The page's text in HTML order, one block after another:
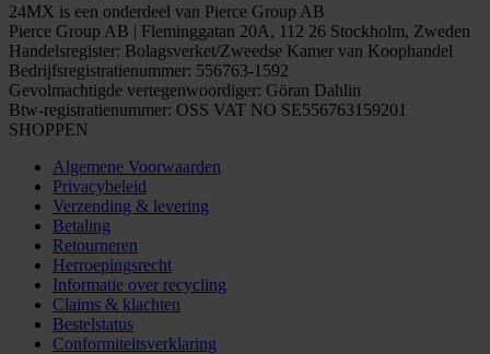
24MX is een onderdeel van Pierce Group AB
Pierce Group AB | Fleminggatan 20A, 112 26 Stockholm, Zweden
Handelsregister: Bolagsverket/Zweedse Kamer van Koophandel
Bedrijfsregistratienummer: 556763-1592
Gevolmachtigde vertegenwoordiger: Göran Dahlin
Btw-registratienummer: OSS VAT NO SE556763159201
SHOPPEN
Algemene Voorwaarden
Privacybeleid
Verzending & levering
Betaling
Retourneren
Herroepingsrecht
Informatie over recycling
Claims & klachten
Bestelstatus
Conformiteitsverklaring